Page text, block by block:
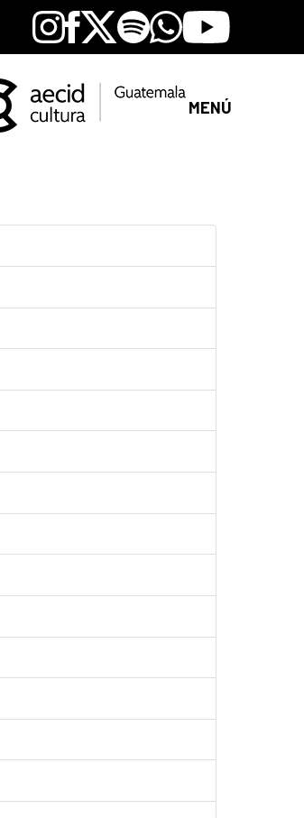
Instagram
Facebook
X SpotifyWhatsapp
Youtube
MENÚ